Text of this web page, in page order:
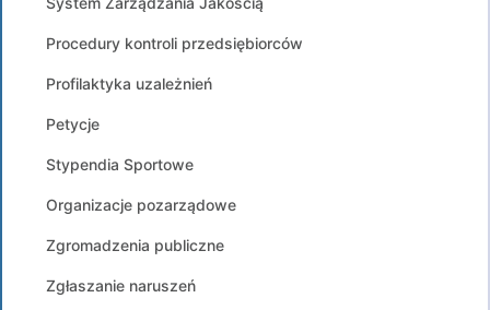
Procedury kontroli przedsiębiorców
Profilaktyka uzależnień
Petycje
Stypendia Sportowe
Organizacje pozarządowe
Zgromadzenia publiczne
Zgłaszanie naruszeń